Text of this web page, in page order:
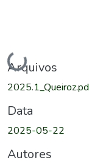
Carregando...
Arquivos
Data
2025-05-22
Autores